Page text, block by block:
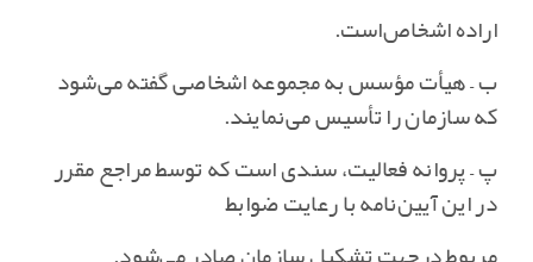
اراده اشخاص‌است‌.
ب – هیأت مؤسس به مجموعه اشخاصی گفته می‌شود
که سازمان را تأسیس می‌نمایند.
پ – پروانه فعالیت‌، سندی است که توسط مراجع مقرر
در این آیین‌نامه با رعایت ضوابط